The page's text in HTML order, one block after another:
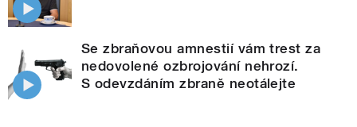
Se zbraňovou amnestií vám trest za
nedovolené ozbrojování nehrozí.
S odevzdáním zbraně neotálejte